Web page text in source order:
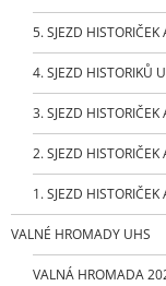
5. SJEZD
4. SJEZD HISTORIKŮ
3. SJEZD
2. SJEZD
1. SJEZD
VALNÉ HROMADY UHS
VALNÁ HROMADA